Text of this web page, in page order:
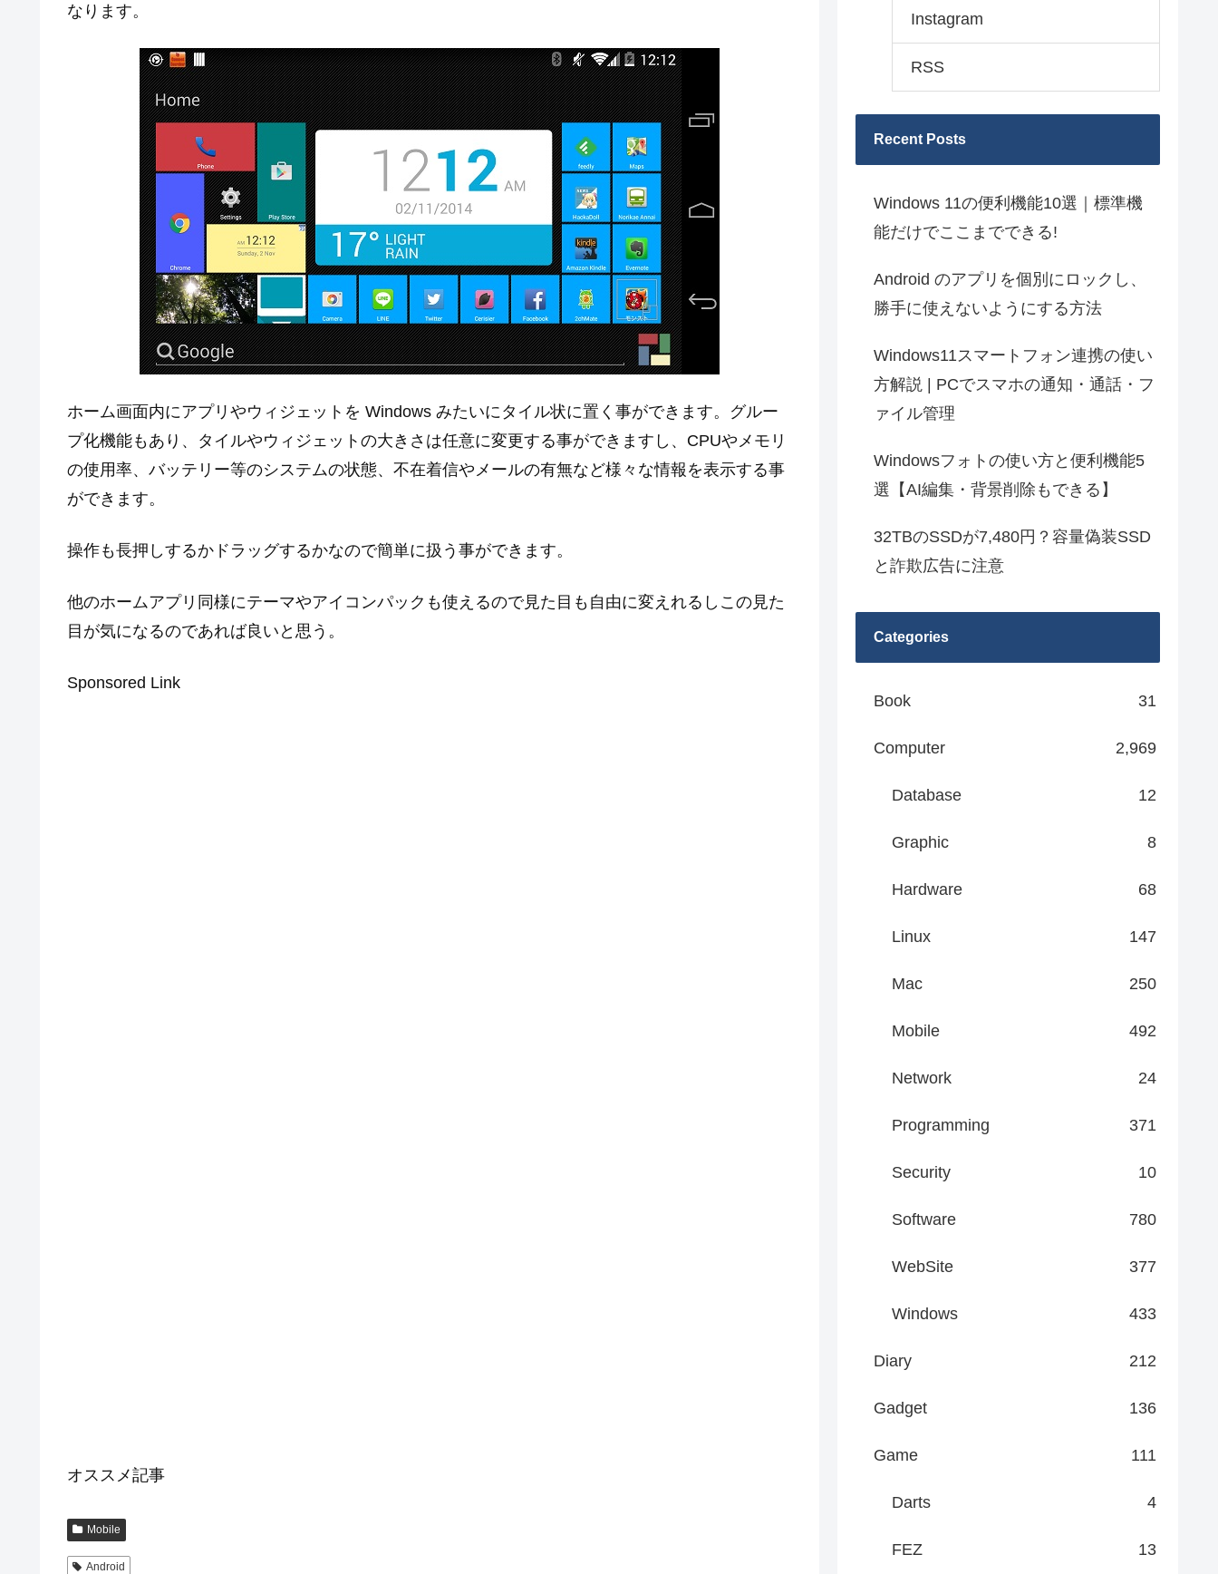
なります。
ホーム画面内にアプリやウィジェットを Windows みたいにタイル状に置く事ができます。グルー
プ化機能もあり、タイルやウィジェットの大きさは任意に変更する事ができますし、CPUやメモリ
の使用率、バッテリー等のシステムの状態、不在着信やメールの有無など様々な情報を表示する事
ができます。
操作も長押しするかドラッグするかなので簡単に扱う事ができます。
他のホームアプリ同様にテーマやアイコンパックも使えるので見た目も自由に変えれるしこの見た
目が気になるのであれば良いと思う。
Sponsored Link
オススメ記事
Mobile
Android
Instagram
RSS
Recent Posts
Windows 11の便利機能10選｜標準機
能だけでここまでできる!
Android のアプリを個別にロックし、
勝手に使えないようにする方法
Windows11スマートフォン連携の使い
方解説 | PCでスマホの通知・通話・フ
ァイル管理
Windowsフォトの使い方と便利機能5
選【AI編集・背景削除もできる】
32TBのSSDが7,480円？容量偽装SSD
と詐欺広告に注意
Categories
Book 31
Computer 2,969
Database 12
Graphic 8
Hardware 68
Linux 147
Mac 250
Mobile 492
Network 24
Programming 371
Security 10
Software 780
WebSite 377
Windows 433
Diary 212
Gadget 136
Game 111
Darts 4
FEZ 13